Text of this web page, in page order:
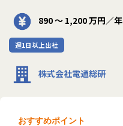
890 〜 1,200 万円／年
週1日以上出社
株式会社電通総研
おすすめポイント